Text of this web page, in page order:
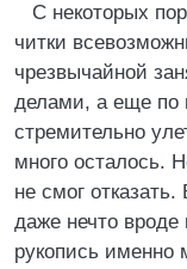
С некоторых
читки
чрезвычайной
делами, а еще по
стремительно
много осталось.
не смог
даже нечто вроде
рукопись именно